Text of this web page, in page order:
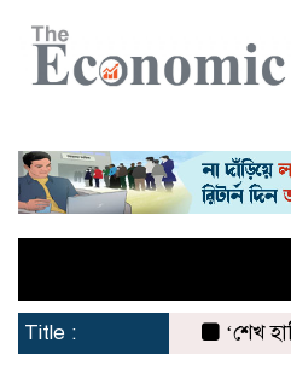
Title :
‘শেখ হাসিনা